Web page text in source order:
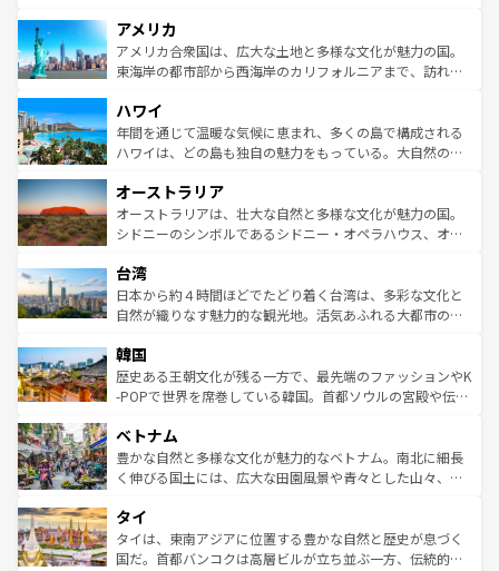
ンツ一覧を参照してほしい。
の建物がそのまま残る町や、スイスならではのユニークな
博物館もあり、アルプス観光だけでなく町歩きも満喫する
ことができる。国民の所得が高いため物価も高いが、旅行
ば市内交通費無料で観光を楽しむこともできる。 なお、新
着のスイス情報はコンテンツ一覧 を参照してほしい。
アメリカ
アメリカ合衆国は、広大な土地と多様な文化が魅力の国。
東海岸の都市部から西海岸のカリフォルニアまで、訪れる
のような巨大都市は、観光、ショッピング、エンターテイ
ンメントが詰まった刺激的なスポットだ。一方、アメリカ
西部には大自然が広がり、グランドキャニオンやイエロー
部のニューオーリンズでは、音楽と美食が融合した独特の
文化が魅力。旅行者はアメリカの各地域で異なる魅力を楽
しみながら、その多様性と豊かな歴史を感じることができ
ならではの贅沢な旅のスタイルだ。 なお、新着のアメリカ
情報はコンテンツ一覧を参照してほしい。
ハワイ
年間を通じて温暖な気候に恵まれ、多くの島で構成される
ハワイは、どの島も独自の魅力をもっている。大自然の神
ワイ島は見逃せない。また、定番の観光地といえばオアフ
島だが、静かな自然を求めるならマウイ島やカウアイ島が
おすすめ。エメラルドグリーンに輝く海をはじめ、豊かな
れるおもてなしの心で訪れる人々を迎えてくれるハワイの
人々、おいしいローカルフードやハワイアンミュージッ
ク、伝統的なフラダンスなど、すべてがハワイの魅力を彩
ワイを、存分に味わってほしい。 なお、新着のハワイ情報
はコンテンツ一覧を参照してほしい。
オーストラリア
オーストラリアは、壮大な自然と多様な文化が魅力の国。
シドニーのシンボルであるシドニー・オペラハウス、オー
リアリーフや大陸中央部にそびえるウルル（エアーズロッ
ク）、タスマニアの美しい原生林やケアンズの熱帯雨林な
ど、見どころがたくさん。また、カフェやワイン、オージ
いる。アクティビティも充実しており、サーフィンやダイ
ビング、ハイキングなど、アウトドア好きにはたまらな
い。オーストラリアの多彩な魅力を存分に味わいつくそ
参照してほしい。
台湾
日本から約４時間ほどでたどり着く台湾は、多彩な文化と
自然が織りなす魅力的な観光地。活気あふれる大都市の台
ン）、静ひつな山岳地帯である台湾東部など、都市の喧騒
と山間の静けさが共存しており、訪れる人に新しい発見と
驚きをもたらしてくれる。また、奥深い台湾の食文化も魅
容にもいいと評判のスイーツなど、バラエティ豊かな料理
が味わえる。 なお、新着の台湾情報は コンテンツ一覧を参
照してほしい。
韓国
歴史ある王朝文化が残る一方で、最先端のファッションやK
-POPで世界を席巻している韓国。首都ソウルの宮殿や伝統
き、地方に足を延ばせば四季折々の自然美を楽しむことが
できる。そして、キムチや焼肉、絶品のストリートフード
まで、さまざまな韓国料理が待っている。夜には、韓国な
リティに包まれながら、韓国の多彩な魅力を心ゆくまで味
わってみてほしい。 なお、新着の韓国情報はコンテンツ一
覧を参照してほしい。
ベトナム
豊かな自然と多様な文化が魅力的なベトナム。南北に細長
く伸びる国土には、広大な田園風景や青々とした山々、世
急速な発展と共に伝統が息づく。ハノイの古い町並みやホ
ーチミン市のフランス統治時代の建物も、独特の雰囲気を
醸し出している。また、バラエティの豊かさとおいしさで
タイ
タイは、東南アジアに位置する豊かな自然と歴史が息づく
国だ。首都バンコクは高層ビルが立ち並ぶ一方、伝統的な